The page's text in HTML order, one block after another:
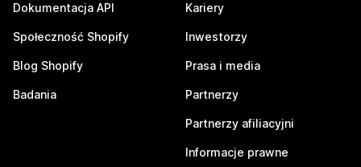
Dokumentacja API
Społeczność Shopify
Blog Shopify
Badania
Kariery
Inwestorzy
Prasa i media
Partnerzy
Partnerzy afiliacyjni
Informacje prawne